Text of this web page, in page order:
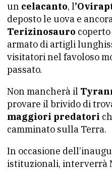
un celacanto, l
deposto le uova e
Terizinosauro
armato di artigli
visitatori nel favoloso
passato.
Non mancherà il
provare il brivido di
maggiori predatori
camminato sulla Terra.
In occasione
istituzionali, interverrà